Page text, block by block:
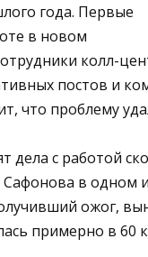
года. Первые
в новом
колл-
постов и
что проблему
дела с работой
в одном
ожог,
примерно в 60